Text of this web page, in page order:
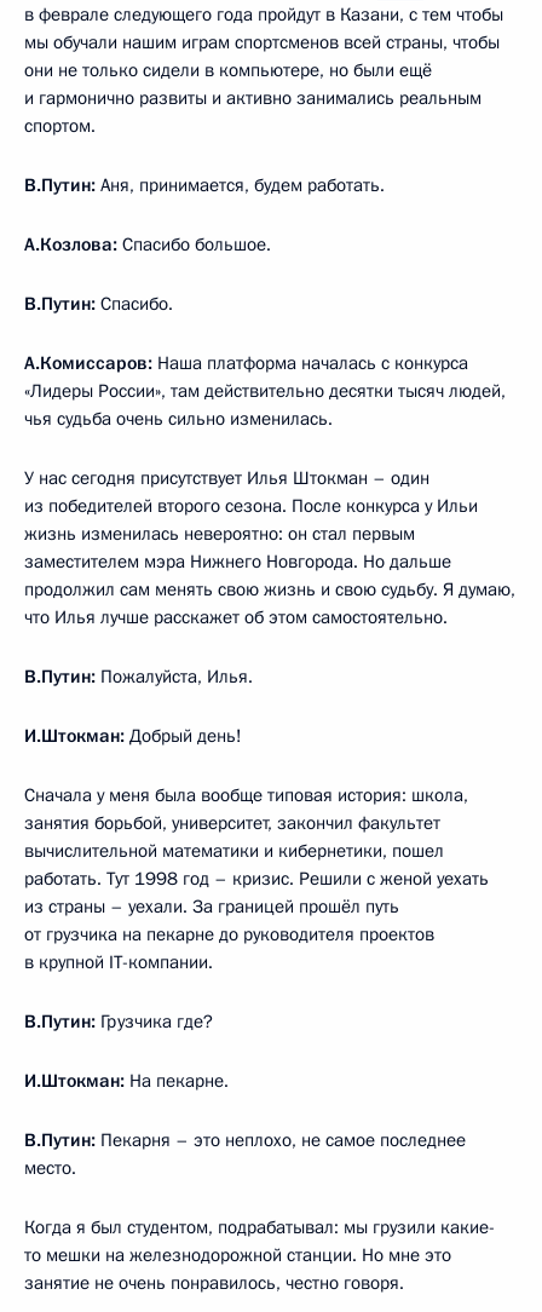
в феврале следующего года пройдут в Казани, с тем чтобы
мы обучали нашим играм спортсменов всей страны, чтобы
они не только сидели в компьютере, но были ещё
и гармонично развиты и активно занимались реальным
спортом.
В.Путин: Аня, принимается, будем работать.
А.Козлова: Спасибо большое.
В.Путин: Спасибо.
А.Комиссаров: Наша платформа началась с конкурса
«Лидеры России», там действительно десятки тысяч людей,
чья судьба очень сильно изменилась.
У нас сегодня присутствует Илья Штокман – один
из победителей второго сезона. После конкурса у Ильи
жизнь изменилась невероятно: он стал первым
заместителем мэра Нижнего Новгорода. Но дальше
продолжил сам менять свою жизнь и свою судьбу. Я думаю,
что Илья лучше расскажет об этом самостоятельно.
В.Путин: Пожалуйста, Илья.
И.Штокман: Добрый день!
Сначала у меня была вообще типовая история: школа,
занятия борьбой, университет, закончил факультет
вычислительной математики и кибернетики, пошел
работать. Тут 1998 год – кризис. Решили с женой уехать
из страны – уехали. За границей прошёл путь
от грузчика на пекарне до руководителя проектов
в крупной IT-компании.
В.Путин: Грузчика где?
И.Штокман: На пекарне.
В.Путин: Пекарня – это неплохо, не самое последнее
место.
Когда я был студентом, подрабатывал: мы грузили какие-
то мешки на железнодорожной станции. Но мне это
занятие не очень понравилось, честно говоря.